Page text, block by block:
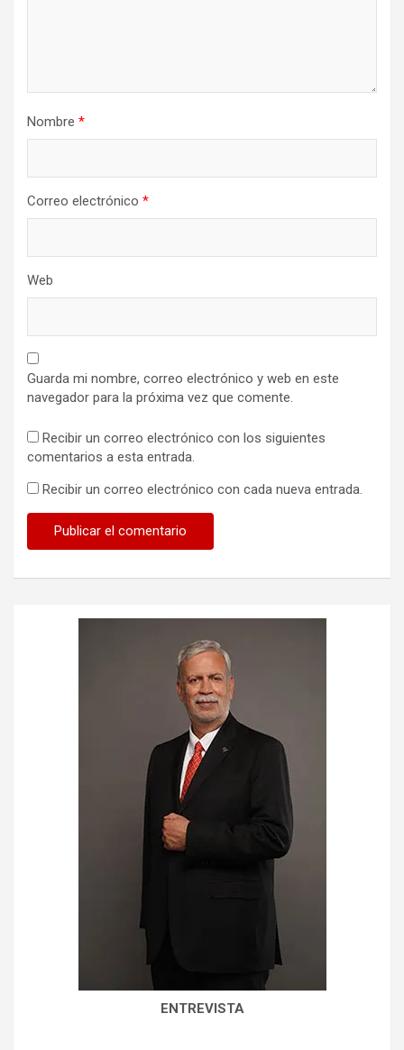
Nombre *
Correo electrónico *
Web
Guarda mi nombre, correo electrónico y web en este
navegador para la próxima vez que comente.
Recibir un correo electrónico con los siguientes
comentarios a esta entrada.
Recibir un correo electrónico con cada nueva entrada.
ENTREVISTA